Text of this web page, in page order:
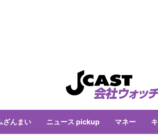
ざんまい ニュース pickup マネー